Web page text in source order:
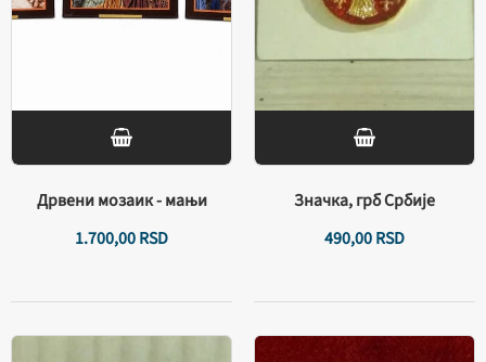
Дрвени мозаик - мањи
1.700,00RSD
Значка, грб Србије
490,00RSD